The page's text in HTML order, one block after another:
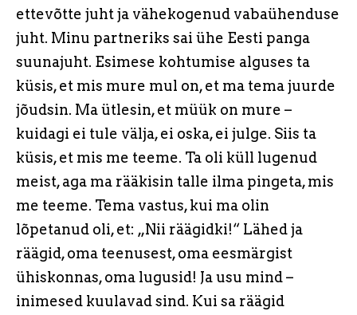
ettevõtte juht ja vähekogenud vabaühenduse
juht. Minu partneriks sai ühe Eesti panga
suunajuht. Esimese kohtumise alguses ta
küsis, et mis mure mul on, et ma tema juurde
jõudsin. Ma ütlesin, et müük on mure –
kuidagi ei tule välja, ei oska, ei julge. Siis ta
küsis, et mis me teeme. Ta oli küll lugenud
meist, aga ma rääkisin talle ilma pingeta, mis
me teeme. Tema vastus, kui ma olin
lõpetanud oli, et: „Nii räägidki!“ Lähed ja
räägid, oma teenusest, oma eesmärgist
ühiskonnas, oma lugusid! Ja usu mind –
inimesed kuulavad sind. Kui sa räägid